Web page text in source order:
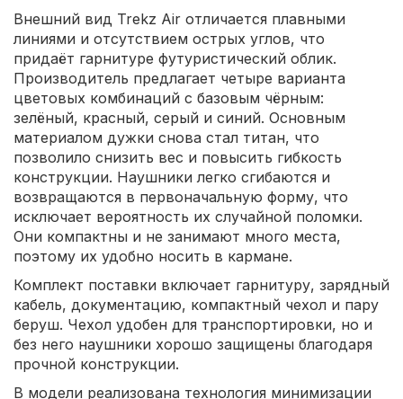
Внешний вид Trekz Air отличается плавными
линиями и отсутствием острых углов, что
придаёт гарнитуре футуристический облик.
Производитель предлагает четыре варианта
цветовых комбинаций с базовым чёрным:
зелёный, красный, серый и синий. Основным
материалом дужки снова стал титан, что
позволило снизить вес и повысить гибкость
конструкции. Наушники легко сгибаются и
возвращаются в первоначальную форму, что
исключает вероятность их случайной поломки.
Они компактны и не занимают много места,
поэтому их удобно носить в кармане.
Комплект поставки включает гарнитуру, зарядный
кабель, документацию, компактный чехол и пару
беруш. Чехол удобен для транспортировки, но и
без него наушники хорошо защищены благодаря
прочной конструкции.
В модели реализована технология минимизации